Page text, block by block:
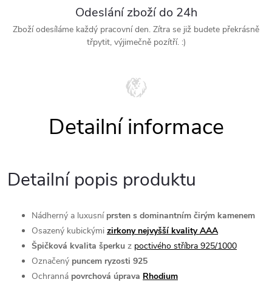
Odeslání zboží do 24h
Zboží odesíláme každý pracovní den. Zítra se již budete překrásně
třpytit, výjimečně pozítří. :)
Detailní popis produktu
Nádherný a luxusní prsten s dominantním čirým kamenem
Osazený kubickými zirkony nejvyšší kvality AAA
Špičková kvalita šperku z poctivého stříbra 925/1000
Označený puncem ryzosti 925
Ochranná povrchová úprava Rhodium